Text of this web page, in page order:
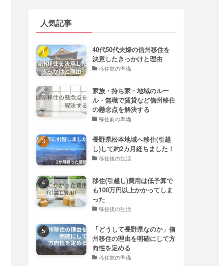
人気記事
40代50代夫婦の信州移住を
決意したきっかけと理由
移住前の準備
家族・持ち家・地域のルー
ル・無職で賃貸など信州移住
の懸念点を解決する
移住前の準備
長野県松本地域へ移住(引越
し)して約2カ月経ちました！
移住後の生活
移住(引越し)費用は低予算で
も100万円以上かかってしま
った
移住後の生活
「どうして長野県なのか」信
州移住の理由を明確にして方
向性を定める
移住前の準備